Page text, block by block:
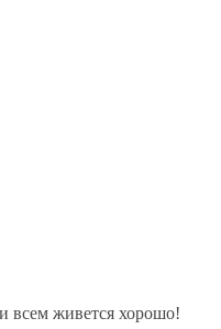
всем живется хорошо!